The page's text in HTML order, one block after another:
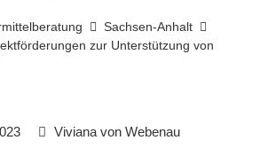
Sachsen-Anhalt
zur Unterstützung von
Viviana von Webenau